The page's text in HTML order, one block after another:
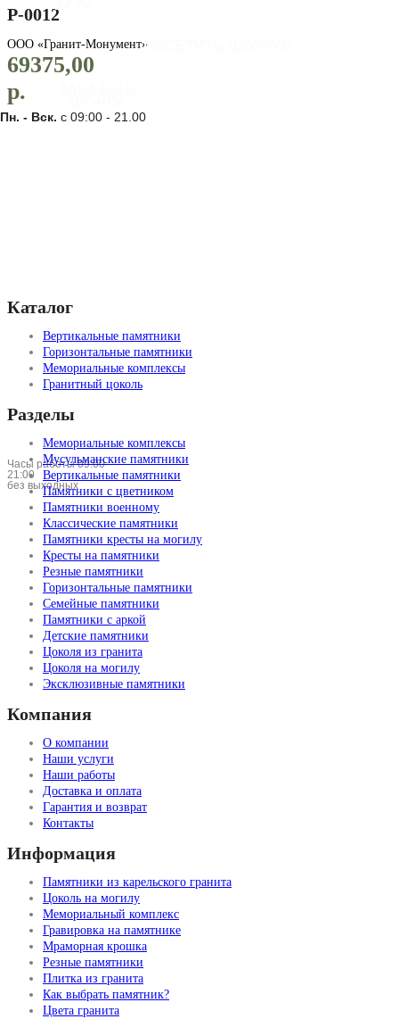
ПОСЕТИТЬ ШОУРУМ
Пн. - Вск. с 09:00 - 21.00
Р-0012
ООО «Гранит-Монумент»
69375,00
р.
Часы работы 09:00 —
21:00
без выходных
Каталог
Вертикальные памятники
Горизонтальные памятники
Мемориальные комплексы
Гранитный цоколь
Разделы
Мемориальные комплексы
Мусульманские памятники
Вертикальные памятники
Памятники с цветником
Памятники военному
Классические памятники
Памятники кресты на могилу
Кресты на памятники
Резные памятники
Горизонтальные памятники
Семейные памятники
Памятники с аркой
Детские памятники
Цоколя из гранита
Цоколя на могилу
Эксклюзивные памятники
Компания
О компании
Наши услуги
Наши работы
Доставка и оплата
Гарантия и возврат
Контакты
Информация
Памятники из карельского гранита
Цоколь на могилу
Мемориальный комплекс
Гравировка на памятнике
Мраморная крошка
Резные памятники
Плитка из гранита
Как выбрать памятник?
Цвета гранита